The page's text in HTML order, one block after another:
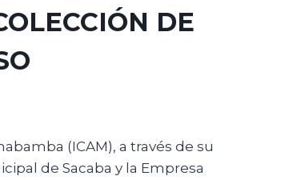
DE
(ICAM), a través de su
de Sacaba y la Empresa